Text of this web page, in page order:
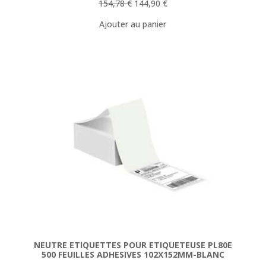
154,78€ Le
initial
144,90 €Le
Ajouter au panier
NEUTRE ETIQUETTES POUR ETIQUETEUSE PL80E
500 FEUILLES ADHESIVES 102X152MM-BLANC